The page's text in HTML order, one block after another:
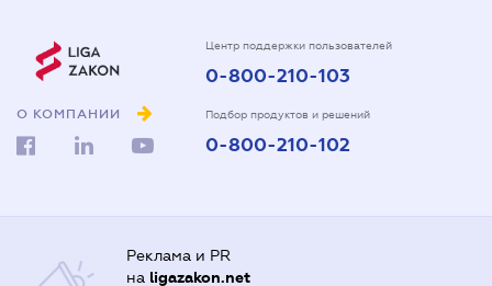
О КОМПАНИИ
Центр поддержки пользователей
0-800-210-103
Подбор продуктов и решений
0-800-210-102
Реклама и PR
на ligazakon.net